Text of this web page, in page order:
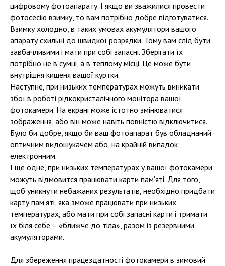
цифровому фотоапарату. І якщо ви зважилися провести
фотосесію взимку, то вам потрібно добре підготуватися.
Взимку холодно, в таких умовах акумулятори вашого
апарату схильні до швидкої розрядки. Тому вам слід бути
завбачливими і мати при собі запасні. Зберігати їх
потрібно не в сумці, а в теплому місці. Це може бути
внутрішня кишеня вашої куртки.
Наступне, при низьких температурах можуть виникати
збої в роботі рідкокристалічного монітора вашої
фотокамери. На екрані може істотно змінюватися
зображення, або він може навіть повністю відключитися.
Було би добре, якщо би ваш фотоапарат був обладнаний
оптичним видошукачем або, на крайній випадок,
електронним.
І ще одне, при низьких температурах у вашої фотокамери
можуть відмовится працювати карти пам’яті. Для того,
щоб уникнути небажаних результатів, необхідно придбати
карту пам’яті, яка зможе працювати при низьких
температурах, або мати при собі запасні карти і тримати
їх біля себе – «ближче до тіла», разом із резервними
акумуляторами.
Для збереження працездатності фотокамери в зимовий